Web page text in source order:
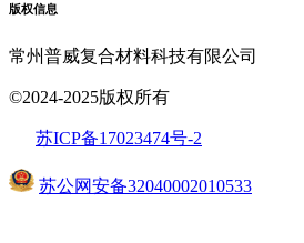
版权信息
常州普威复合材料科技有限公司
©2024-2025版权所有
苏ICP备17023474号-2
苏公网安备32040002010533